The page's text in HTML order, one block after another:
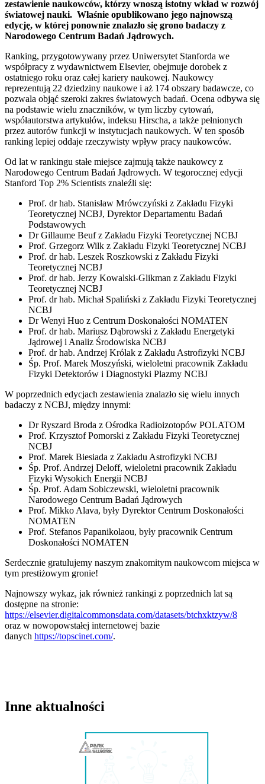
zestawienie naukowców, którzy wnoszą istotny wkład w rozwój
światowej nauki. Właśnie opublikowano jego najnowszą
edycję, w której ponownie znalazło się grono badaczy z
Narodowego Centrum Badań Jądrowych.
Ranking, przygotowywany przez Uniwersytet Stanforda we
współpracy z wydawnictwem Elsevier, obejmuje dorobek z
ostatniego roku oraz całej kariery naukowej. Naukowcy
reprezentują 22 dziedziny naukowe i aż 174 obszary badawcze, co
pozwala objąć szeroki zakres światowych badań. Ocena odbywa się
na podstawie wielu znaczników, w tym liczby cytowań,
współautorstwa artykułów, indeksu Hirscha, a także pełnionych
przez autorów funkcji w instytucjach naukowych. W ten sposób
ranking lepiej oddaje rzeczywisty wpływ pracy naukowców.
Od lat w rankingu stałe miejsce zajmują także naukowcy z
Narodowego Centrum Badań Jądrowych. W tegorocznej edycji
Stanford Top 2% Scientists znaleźli się:
Prof. dr hab. Stanisław Mrówczyński z Zakładu Fizyki
Teoretycznej NCBJ, Dyrektor Departamentu Badań
Podstawowych
Dr Gillaume Beuf z Zakładu Fizyki Teoretycznej NCBJ
Prof. Grzegorz Wilk z Zakładu Fizyki Teoretycznej NCBJ
Prof. dr hab. Leszek Roszkowski z Zakładu Fizyki
Teoretycznej NCBJ
Prof. dr hab. Jerzy Kowalski-Glikman z Zakładu Fizyki
Teoretycznej NCBJ
Prof. dr hab. Michał Spaliński z Zakładu Fizyki Teoretycznej
NCBJ
Dr Wenyi Huo z Centrum Doskonałości NOMATEN
Prof. dr hab. Mariusz Dąbrowski z Zakładu Energetyki
Jądrowej i Analiz Środowiska NCBJ
Prof. dr hab. Andrzej Królak z Zakładu Astrofizyki NCBJ
Śp. Prof. Marek Moszyński, wieloletni pracownik Zakładu
Fizyki Detektorów i Diagnostyki Plazmy NCBJ
W poprzednich edycjach zestawienia znalazło się wielu innych
badaczy z NCBJ, między innymi:
Dr Ryszard Broda z Ośrodka Radioizotopów POLATOM
Prof. Krzysztof Pomorski z Zakładu Fizyki Teoretycznej
NCBJ
Prof. Marek Biesiada z Zakładu Astrofizyki NCBJ
Śp. Prof. Andrzej Deloff, wieloletni pracownik Zakładu
Fizyki Wysokich Energii NCBJ
Śp. Prof. Adam Sobiczewski, wieloletni pracownik
Narodowego Centrum Badań Jądrowych
Prof. Mikko Alava, były Dyrektor Centrum Doskonałości
NOMATEN
Prof. Stefanos Papanikolaou, były pracownik Centrum
Doskonałości NOMATEN
Serdecznie gratulujemy naszym znakomitym naukowcom miejsca w
tym prestiżowym gronie!
Najnowszy wykaz, jak również rankingi z poprzednich lat są
dostępne na stronie:
https://elsevier.digitalcommonsdata.com/datasets/btchxktzyw/8
oraz w nowopowstałej internetowej bazie
danych https://topscinet.com/.
Inne aktualności